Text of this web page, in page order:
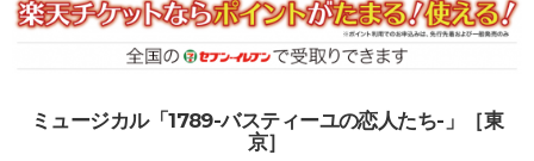
ミュージカル「1789-バスティーユの恋人たち-」［東
京］